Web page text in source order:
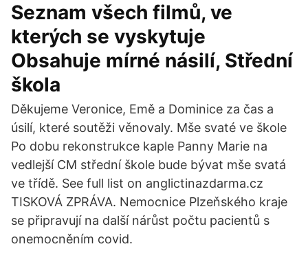
Seznam všech filmů, ve
kterých se vyskytuje
Obsahuje mírné násilí, Střední
škola
Děkujeme Veronice, Emě a Dominice za čas a
úsilí, které soutěži věnovaly. Mše svaté ve škole
Po dobu rekonstrukce kaple Panny Marie na
vedlejší CM střední škole bude bývat mše svatá
ve třídě. See full list on anglictinazdarma.cz
TISKOVÁ ZPRÁVA. Nemocnice Plzeňského kraje
se připravují na další nárůst počtu pacientů s
onemocněním covid.